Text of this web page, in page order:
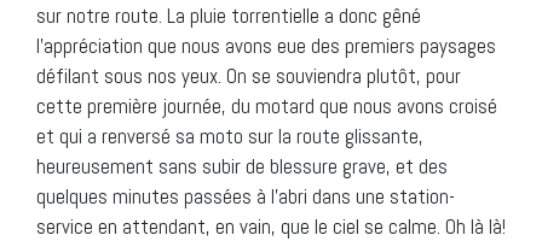
sur notre route. La pluie torrentielle a donc gêné
l’appréciation que nous avons eue des premiers paysages
défilant sous nos yeux. On se souviendra plutôt, pour
cette première journée, du motard que nous avons croisé
et qui a renversé sa moto sur la route glissante,
heureusement sans subir de blessure grave, et des
quelques minutes passées à l’abri dans une station-
service en attendant, en vain, que le ciel se calme. Oh là là!